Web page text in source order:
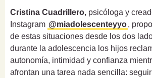
Cristina Cuadrillero, psicóloga y
Instagram @miadolescenteyyo,
de estas situaciones desde los dos
durante la adolescencia los hijos
autonomía, intimidad y confianza
afrontan una tarea nada sencilla: